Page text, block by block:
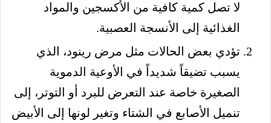
لا تصل كمية كافية من الأكسجين والمواد
الغذائية إلى الأنسجة العصبية.
تؤدي بعض الحالات مثل مرض رينود، الذي
يسبب تضيقاً شديداً في الأوعية الدموية
الصغيرة خاصة عند التعرض للبرد أو التوتر، إلى
تنميل الأصابع في الشتاء وتغير لونها إلى الأبيض